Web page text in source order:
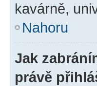
kavárně,
Nahoru
Jak
právě